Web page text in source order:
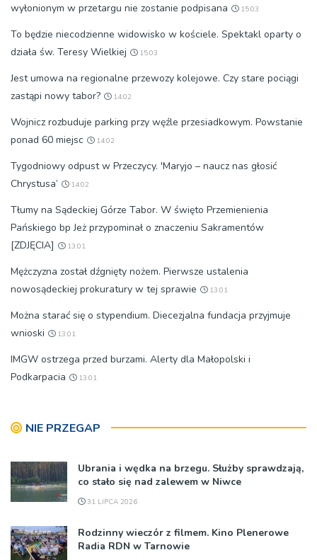
wyłonionym w przetargu nie zostanie podpisana
15:03
To będzie niecodzienne widowisko w kościele. Spektakl oparty o
działa św. Teresy Wielkiej
15:03
Jest umowa na regionalne przewozy kolejowe. Czy stare pociągi
zastąpi nowy tabor?
14:02
Wojnicz rozbuduje parking przy węźle przesiadkowym. Powstanie
ponad 60 miejsc
14:02
Tygodniowy odpust w Przeczycy. 'Maryjo – naucz nas głosić
Chrystusa’
14:02
Tłumy na Sądeckiej Górze Tabor. W święto Przemienienia
Pańskiego bp Jeż przypominał o znaczeniu Sakramentów
[ZDJĘCIA]
13:01
Mężczyzna został dźgnięty nożem. Pierwsze ustalenia
nowosądeckiej prokuratury w tej sprawie
13:01
Można starać się o stypendium. Diecezjalna fundacja przyjmuje
wnioski
13:01
IMGW ostrzega przed burzami. Alerty dla Małopolski i
Podkarpacia
13:01
NIE PRZEGAP
Ubrania i wędka na brzegu. Służby sprawdzają,
co stało się nad zalewem w Niwce
31 LIPCA 2026
Rodzinny wieczór z filmem. Kino Plenerowe
Radia RDN w Tarnowie